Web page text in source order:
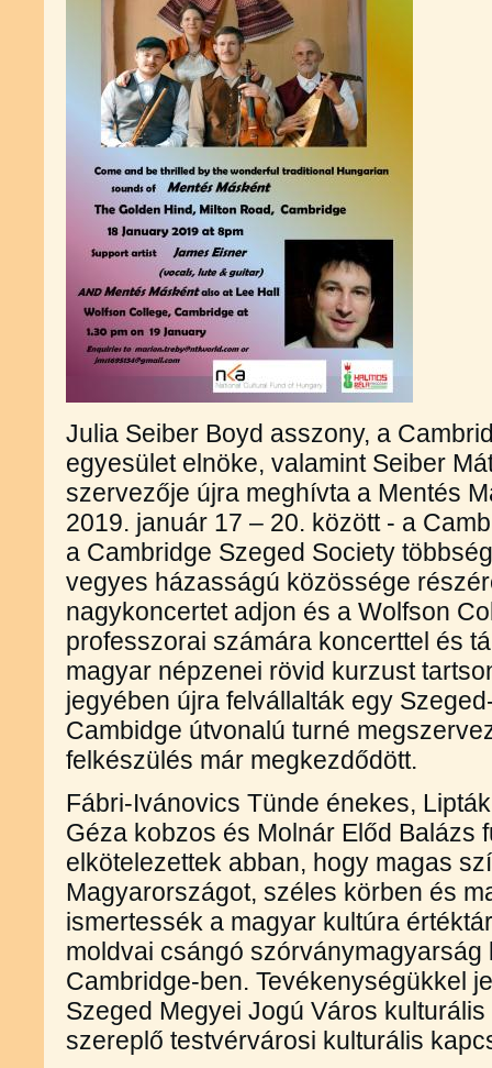
Julia Seiber Boyd asszony, a
egyesület elnöke, valamint Seiber
szervezője újra meghívta a Mentés
2019. január 17 – 20. között - a
a Cambridge Szeged Society
vegyes házasságú közössége
nagykoncertet adjon és a Wolfson
professzorai számára koncerttel és
magyar népzenei rövid kurzust
jegyében újra felvállalták egy
Cambidge útvonalú turné
felkészülés már megkezdődött.
Fábri-Ivánovics Tünde énekes,
Géza kobzos és Molnár Előd Balázs
elkötelezettek abban, hogy magas
Magyarországot, széles körben és
ismertessék a magyar kultúra
moldvai csángó
Cambridge-ben. Tevékenységükkel
Szeged Megyei Jogú Város
szereplő testvérvárosi kulturális